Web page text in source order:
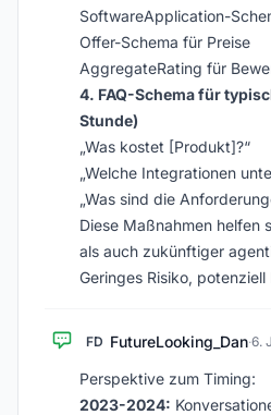
SoftwareApplication-
Offer-Schema für Preise
AggregateRating für
4. FAQ-Schema für
Stunde)
„Was kostet [Produkt]?“
„Welche Integrationen
„Was sind die
Diese Maßnahmen helfen
als auch zukünftiger
Geringes Risiko, potenziell
FD FutureLooking_Dan·6.
Perspektive zum Timing:
2023-2024: